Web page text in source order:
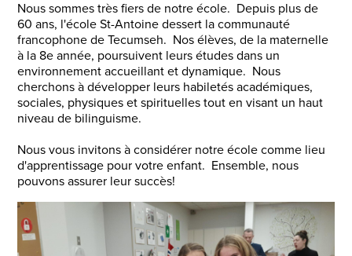
Nous sommes très fiers de notre école. Depuis plus de
60 ans, l'école St-Antoine dessert la communauté
francophone de Tecumseh. Nos élèves, de la maternelle
à la 8e année, poursuivent leurs études dans un
environnement accueillant et dynamique. Nous
cherchons à développer leurs habiletés académiques,
sociales, physiques et spirituelles tout en visant un haut
niveau de bilinguisme.
Nous vous invitons à considérer notre école comme lieu
d'apprentissage pour votre enfant. Ensemble, nous
pouvons assurer leur succès!